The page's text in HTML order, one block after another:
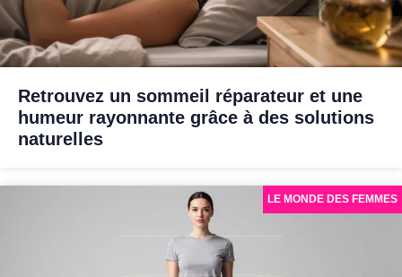
Retrouvez un sommeil réparateur et une
humeur rayonnante grâce à des solutions
naturelles
LE MONDE DES FEMMES